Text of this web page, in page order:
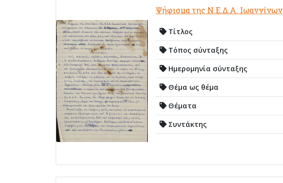
Ψήφισμα της Ν.Ε.Δ.Α. Ιωαννίνων
Τίτλος
Τόπος σύνταξης
Ημερομηνία σύνταξης
Θέμα ως θέμα
Θέματα
Συντάκτης